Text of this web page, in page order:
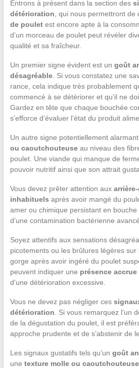
Entrons à présent dans la section des
détérioration , qui nous permettront de
de pouletest encore apte à la
d’un morceau de poulet peut révéler
qualité et sa fraîcheur.
Un premier signe évident est un goût
désagréable. Si vous constatez une
rance, cela indique très probablement
commencé à se détériorer et qu’il ne
Gardez en tête que chaque bouchée
s’efforce d’évaluer l’état du produit
Un autre signe potentiellement
ou caoutchouteuseau niveau des
poulet. Une viande qui manque de
pouvoir nutritif ainsi que son attrait
Vous devez prêter attention aux
inhabituels après avoir mangé du
amer ou chimique persistant en
d’une contamination bactérienne
Soyez attentifs aux sensations
picotements ou les brûlures légères sur
gorge après avoir ingéré du poulet
peuvent indiquer une présence
d’une détérioration excessive.
Vous ne devez pas négliger ces
détérioration . Si vous remarquez l’un
de la dégustation du poulet, il est
approche prudente et de s’abstenir de
Les signaux gustatifs tels qu’un goût
une texture molle ou caoutchouteuse